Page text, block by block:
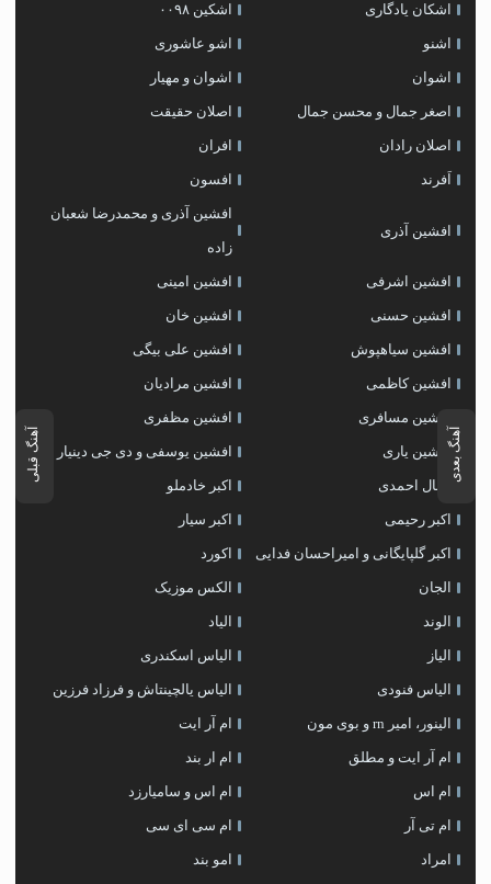
آهنگ بعدی آهنگ قبلی
اشکان یادگاری اشکین ۰۰۹۸
اشنو اشو عاشوری
اشوان اشوان و مهیار
اصغر جمال و محسن جمال اصلان حقیقت
اصلان رادان افران
اَفرند افسون
افشین آذری
افشین آذری و محمدرضا شعبان
زاده
افشین اشرفی افشین امینی
افشین حسنی افشین خان
افشین سیاهپوش افشین علی بیگی
افشین کاظمی افشین مرادیان
افشین مسافری افشین مظفری
افشین یاری افشین یوسفی و دی جی دینیار
اقبال احمدی اکبر خادملو
اکبر رحیمی اکبر سیار
اکبر گلپایگانی و امیراحسان فدایی اکورد
الجان الکس موزیک
الوند الیاد
الیاز الیاس اسکندری
الیاس فنودی الیاس یالچینتاش و فرزاد فرزین
الینور، امیر rn و بوی مون ام آر ایت
ام آر ایت و مطلق ام‌ ار بند
ام اس ام اس و سامیارزد
ام تی آر ام سی ای سی
امراد امو بند